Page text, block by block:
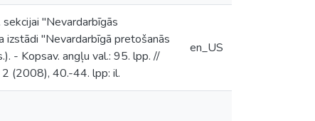
"Nevardarbīgās
"Nevardarbīgā pretošanās
- Kopsav. angļu val.: 95. lpp. //
2 (2008), 40.-44. lpp: il.
en_US